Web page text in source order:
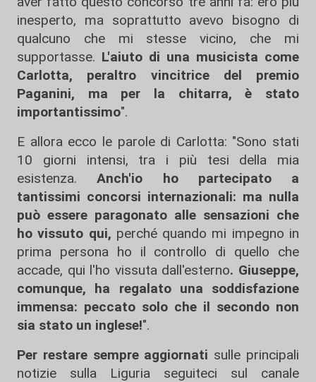
inesperto, ma soprattutto avevo bisogno di
qualcuno che mi stesse vicino, che mi
supportasse. L'aiuto di una musicista come
Carlotta, peraltro vincitrice del premio
Paganini, ma per la chitarra, è stato
importantissimo".
E allora ecco le parole di Carlotta: "Sono stati
10 giorni intensi, tra i più tesi della mia
esistenza. Anch'io ho partecipato a
tantissimi concorsi internazionali: ma nulla
può essere paragonato alle sensazioni che
ho vissuto qui, perché quando mi impegno in
prima persona ho il controllo di quello che
accade, qui l'ho vissuta dall'esterno. Giuseppe,
comunque, ha regalato una soddisfazione
immensa: peccato solo che il secondo non
sia stato un inglese!".
Per restare sempre aggiornati sulle principali
notizie sulla Liguria seguiteci sul canale